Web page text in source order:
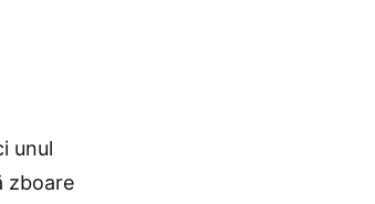
unul
zboare